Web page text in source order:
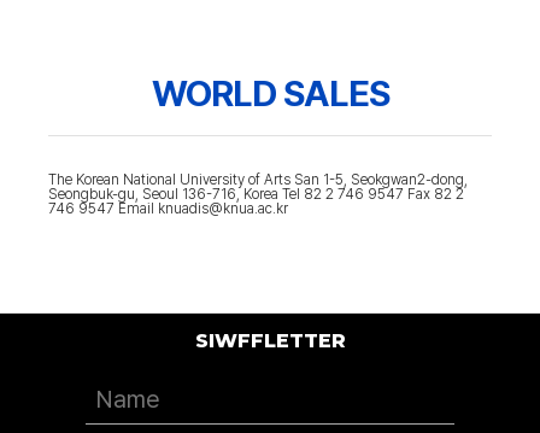
WORLD SALES
The Korean National University of Arts San 1-5, Seokgwan2-dong,
Seongbuk-gu, Seoul 136-716, Korea Tel 82 2 746 9547 Fax 82 2
746 9547 Email knuadis@knua.ac.kr
SIWFFLETTER